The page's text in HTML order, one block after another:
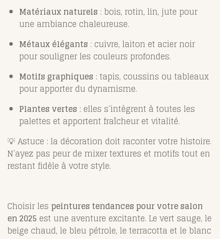
Matériaux naturels : bois, rotin, lin, jute pour
une ambiance chaleureuse.
Métaux élégants : cuivre, laiton et acier noir
pour souligner les couleurs profondes.
Motifs graphiques : tapis, coussins ou tableaux
pour apporter du dynamisme.
Plantes vertes : elles s’intègrent à toutes les
palettes et apportent fraîcheur et vitalité.
💡 Astuce : la décoration doit raconter votre histoire.
N’ayez pas peur de mixer textures et motifs tout en
restant fidèle à votre style.
Choisir les peintures tendances pour votre salon
en 2025 est une aventure excitante. Le vert sauge, le
beige chaud, le bleu pétrole, le terracotta et le blanc